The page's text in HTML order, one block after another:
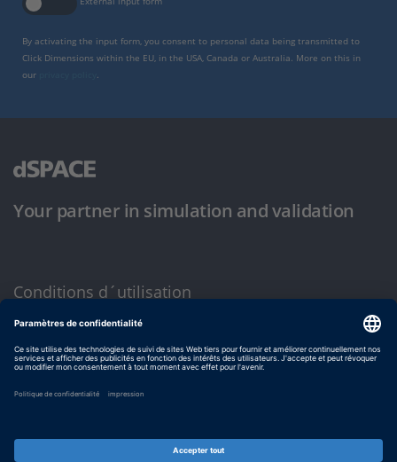
By activating the input form, you consent to personal data being transmitted to
Click Dimensions within the EU, in the USA, Canada or Australia. More on this in
our
Your partner in simulation and validation
Conditions d´utilisation
Politique de confidentialité
Mentions légales et conditions générales